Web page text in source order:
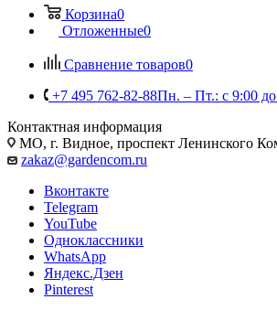
Корзина0
Отложенные0
Сравнение товаров0
+7 495 762-82-88Пн. – Пт.: с 9:00
Контактная информация
МО, г. Видное, проспект Ленинского
zakaz@gardencom.ru
Вконтакте
Telegram
YouTube
Одноклассники
WhatsApp
Яндекс.Дзен
Pinterest